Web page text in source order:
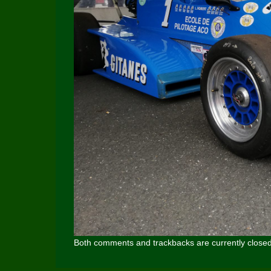
Both comments and trackbacks are currently